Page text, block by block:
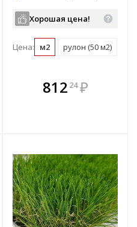
В комплекте
всегда выгоднее!
резка)Хорошая цена!
Цена: м2 рулон (50 м2)
812 24 ₽